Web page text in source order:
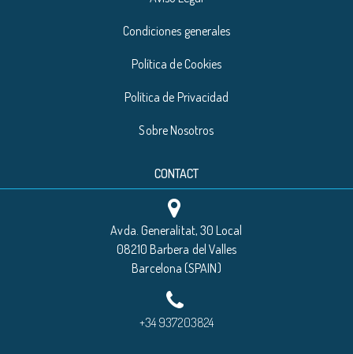
Condiciones generales
Política de Cookies
Política de Privacidad
Sobre Nosotros
CONTACT
Avda. Generalitat, 30 Local
08210 Barbera del Valles
Barcelona (SPAIN)
+34 937203824